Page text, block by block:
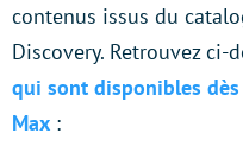
contenus issus du
Discovery. Retrouvez ci-
qui sont disponibles dès
Max :